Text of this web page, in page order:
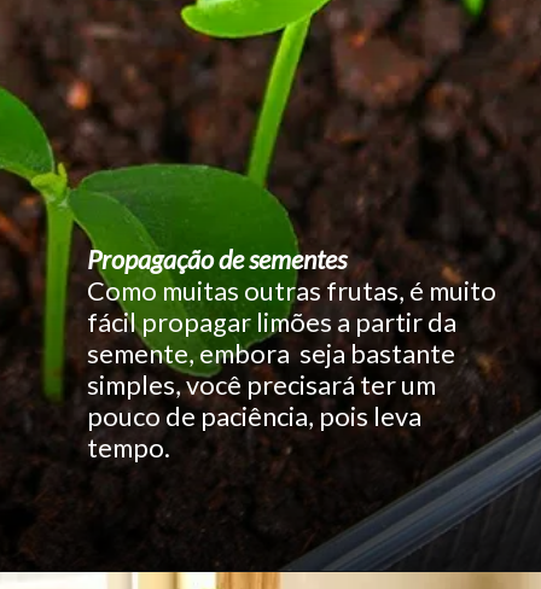
Propagação de sementes
Como muitas outras frutas, é muito
fácil propagar limões a partir da
semente, embora seja bastante
simples, você precisará ter um
pouco de paciência, pois leva
tempo.